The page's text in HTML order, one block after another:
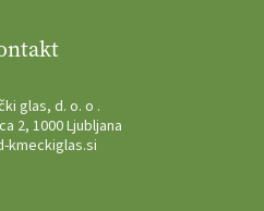
glas, d. o. o .
2, 1000 Ljubljana
kmeckiglas.si